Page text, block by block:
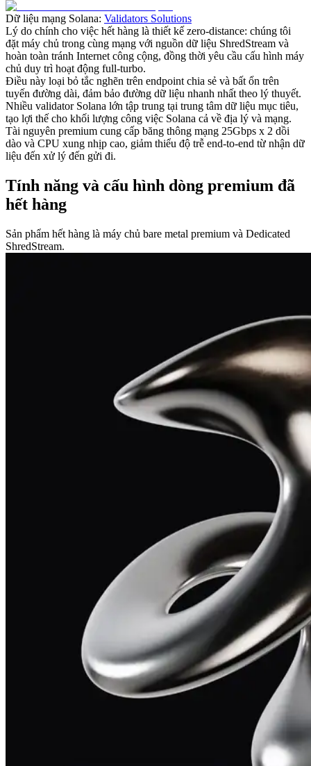
Dữ liệu mạng Solana: Validators Solutions
Lý do chính cho việc hết hàng là thiết kế zero-distance: chúng tôi
đặt máy chủ trong cùng mạng với nguồn dữ liệu ShredStream và
hoàn toàn tránh Internet công cộng, đồng thời yêu cầu cấu hình máy
chủ duy trì hoạt động full-turbo.
Điều này loại bỏ tắc nghẽn trên endpoint chia sẻ và bất ổn trên
tuyến đường dài, đảm bảo đường dữ liệu nhanh nhất theo lý thuyết.
Nhiều validator Solana lớn tập trung tại trung tâm dữ liệu mục tiêu,
tạo lợi thế cho khối lượng công việc Solana cả về địa lý và mạng.
Tài nguyên premium cung cấp băng thông mạng 25Gbps x 2 dồi
dào và CPU xung nhịp cao, giảm thiểu độ trễ end-to-end từ nhận dữ
liệu đến xử lý đến gửi đi.
Tính năng và cấu hình dòng premium đã
hết hàng
Sản phẩm hết hàng là máy chủ bare metal premium và Dedicated
ShredStream.